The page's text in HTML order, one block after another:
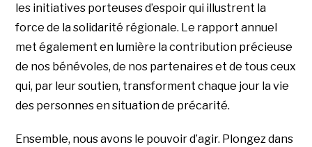
les initiatives porteuses d’espoir qui illustrent la
force de la solidarité régionale. Le rapport annuel
met également en lumière la contribution précieuse
de nos bénévoles, de nos partenaires et de tous ceux
qui, par leur soutien, transforment chaque jour la vie
des personnes en situation de précarité.
Ensemble, nous avons le pouvoir d’agir. Plongez dans